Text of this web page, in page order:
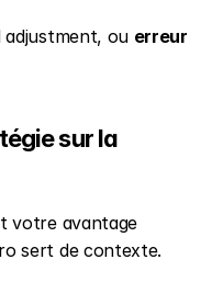
adjustment, ou erreur
sur la
votre avantage
sert de contexte.